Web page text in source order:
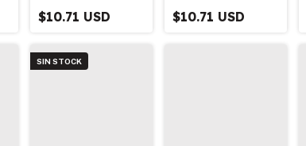
$10.71 USD $10.71 USD
SIN STOCK